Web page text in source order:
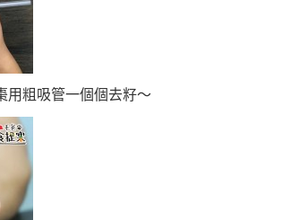
用粗吸管一個個去籽～